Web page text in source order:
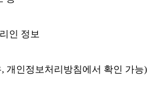
인 정보
개인정보처리방침에서 확인 가능)